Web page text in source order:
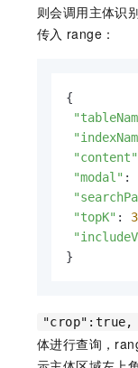
则会调用主体识
传入 range：
{
"content"
"modal" :
"topK" : 3
}
"crop":true,
体进行查询，